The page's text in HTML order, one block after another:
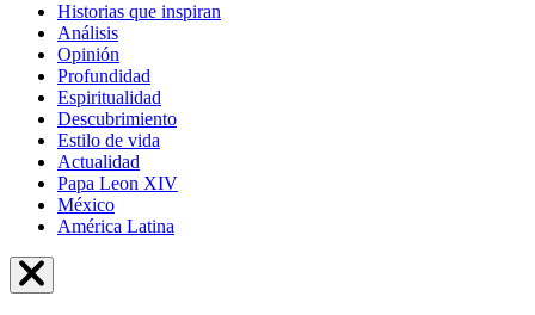
Historias que inspiran
Análisis
Opinión
Profundidad
Espiritualidad
Descubrimiento
Estilo de vida
Actualidad
Papa Leon XIV
México
América Latina